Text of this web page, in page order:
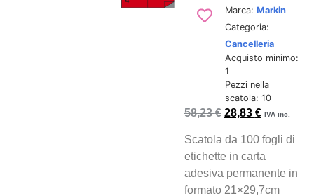
Marca: Markin
Categoria:
Cancelleria
Acquisto minimo:
1
Pezzi nella
scatola: 10
58,23€ 28,83 € IVA inc.
Scatola da 100 fogli di
etichette in carta
adesiva permanente in
formato 21×29,7cm